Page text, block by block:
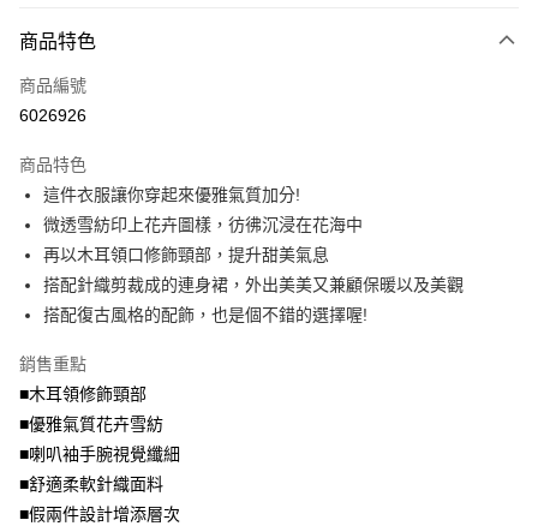
大哥付你分期
【大哥付你分期使用說明】
1.本服務由台灣大哥大提供，台灣大哥大用戶可立即使用無須另外申請。
流程，驗證手機門號後，選擇欲分期的期數、繳款截止日，確認付款後即完
成交易。
3.實際核准額度、可分期數及費用金額請依後續交易確認頁面所載為準。
4.訂單成立30分鐘內，如未前往確認交易或遇審核未通過，訂單將自動取
法說明評估內容。
【繳款方式說明】
1.分期款項不併入電信帳單，「大哥付你分期」於每月結算日後寄送繳費提
醒簡訊。
帳／街口支付／iPASS MONEY」等通路繳費。
【注意事項】
1.本服務係由「台灣大哥大股份有限公司」（以下簡稱本公司）所提供，讓
用戶於交易時，得透過本服務購買商品或服務，並由商店將買賣／分期付款
買賣價金債權讓與本公司後，依約使用本公司帳單繳交帳款。
資料（包含姓名、電話或地址）提供予台灣大哥大進項蒐集、處理及利用，
AFTEE先享後付
【關於「AFTEE先享後付」】
AFTEE先享後付是「在收到商品之後才付款」的支付方式。 讓您購物簡單
便利好安心！
１．簡單：不需註冊會員、不需綁卡、不需儲值。
２．便利：只要手機號碼，簡訊認證，即可結帳。
３．安心：先確認商品／服務後，再付款。
【「AFTEE先享後付」結帳流程】
結帳頁面，進行簡訊認證並確認金額後，即可完成結帳。
３．收到繳費通知簡訊後14天內，點擊此簡訊中的連結，可透過四大超商／
ATM／網路銀行／等多元方式進行付款，方視為交易完成。
※ 請注意：結帳手續完成當下不需立刻繳費，但若您需要取消訂單，請聯絡
購買商品的店家。未經商家同意取消之訂單仍視為有效，需透過AFTEE先享
後付繳納相關費用。
※ 交易是否成功請以「AFTEE先享後付 」之結帳頁面顯示為準，若有關於
ATM付款
全家取貨付款
每筆NT$70，滿NT$699(含以上)免運費
付款後全家取貨
每筆NT$70，滿NT$699(含以上)免運費
7-11取貨付款
每筆NT$70，滿NT$799(含以上)免運費
付款後7-11取貨
商品特色
商品編號
6026926
商品特色
這件衣服讓你穿起來優雅氣質加分!
微透雪紡印上花卉圖樣，彷彿沉浸在花海中
再以木耳領口修飾頸部，提升甜美氣息
搭配針織剪裁成的連身裙，外出美美又兼顧保暖以及美觀
搭配復古風格的配飾，也是個不錯的選擇喔!
銷售重點
■木耳領修飾頸部
■優雅氣質花卉雪紡
■喇叭袖手腕視覺纖細
■舒適柔軟針織面料
■假兩件設計增添層次